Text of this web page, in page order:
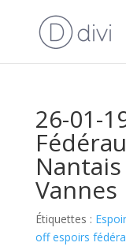
26-01-
Vannes
Étiquettes :
off espoirs